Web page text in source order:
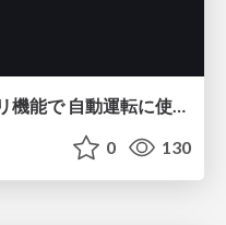
Forza Horizon 6 のテレメトリ機能で 自動運転に使えそうな学習データを集める話
0 130